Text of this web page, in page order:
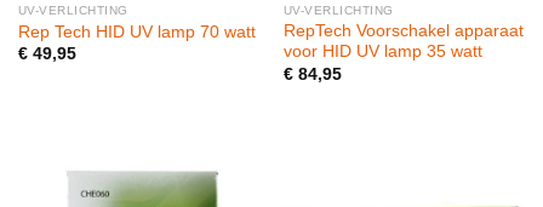
UV-VERLICHTING
Rep Tech HID UV lamp 70 watt
€49,95
UV-VERLICHTING
RepTech Voorschakel apparaat
voor HID UV lamp 35 watt
€84,95